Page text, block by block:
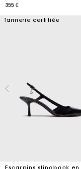
355 €
Tannerie certifiée